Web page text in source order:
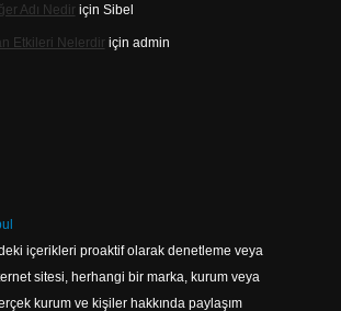
Adı Nediriçin Sibel
Etkileri Nelerdiriçin admin
içerikleri proaktif olarak denetleme veya
sitesi, herhangi bir marka, kurum veya
kurum ve kişiler hakkında paylaşım